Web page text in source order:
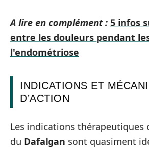
A lire en complément : 5 infos
entre les douleurs pendant
l'endométriose
INDICATIONS ET
D’ACTION
Les indications thérapeutiques
du Dafalgan sont quasiment